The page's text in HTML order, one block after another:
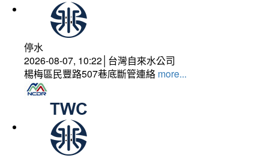
停水
2026-08-07, 10:22│台灣自來水公司
楊梅區民豐路507巷底斷管連絡 more...